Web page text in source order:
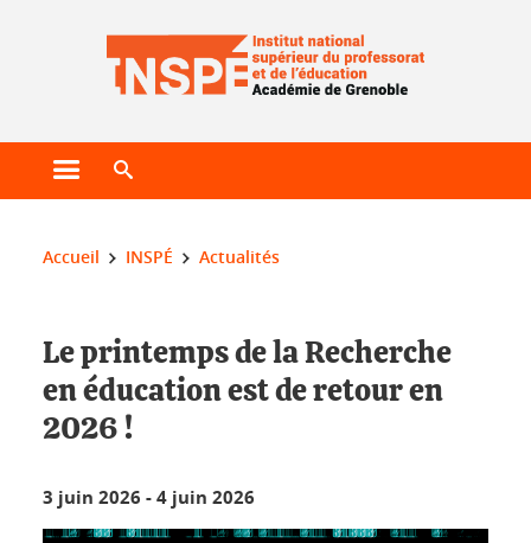
Ouvrir le menu principal
Vous êtes ici :
Accueil INSPÉ Actualités
Le printemps de la Recherche
en éducation est de retour en
2026 !
3 juin 2026 -4 juin 2026